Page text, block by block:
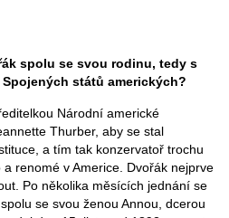
spolu se svou rodinu, tedy s
států amerických?
Národní americké
Thurber, aby se stal
a tím tak konzervatoř trochu
renomé v Americe. Dvořák nejprve
Po několika měsících jednání se
se svou ženou Annou, dcerou